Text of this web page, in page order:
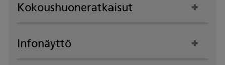
Kokoushuoneratkaisut
Infonäyttö